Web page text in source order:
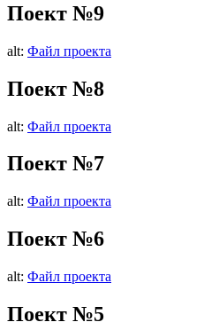
Поект №9
alt: Файл проекта
Поект №8
alt: Файл проекта
Поект №7
alt: Файл проекта
Поект №6
alt: Файл проекта
Поект №5